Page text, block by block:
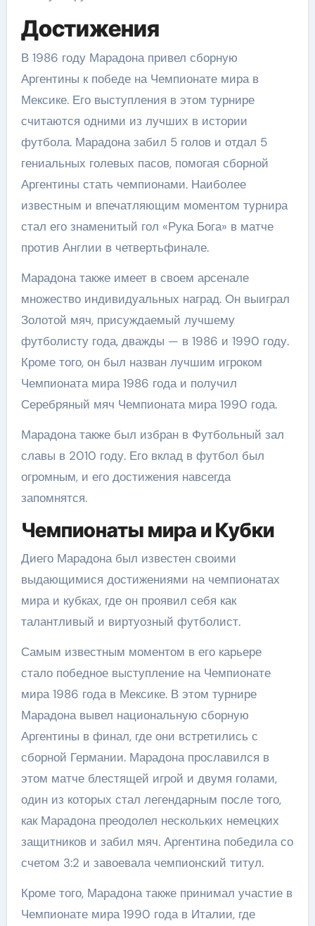
Достижения
В 1986 году Марадона привел сборную
Аргентины к победе на Чемпионате мира в
Мексике. Его выступления в этом турнире
считаются одними из лучших в истории
футбола. Марадона забил 5 голов и отдал 5
гениальных голевых пасов, помогая сборной
Аргентины стать чемпионами. Наиболее
известным и впечатляющим моментом турнира
стал его знаменитый гол «Рука Бога» в матче
против Англии в четвертьфинале.
Марадона также имеет в своем арсенале
множество индивидуальных наград. Он выиграл
Золотой мяч, присуждаемый лучшему
футболисту года, дважды — в 1986 и 1990 году.
Кроме того, он был назван лучшим игроком
Чемпионата мира 1986 года и получил
Серебряный мяч Чемпионата мира 1990 года.
Марадона также был избран в Футбольный зал
славы в 2010 году. Его вклад в футбол был
огромным, и его достижения навсегда
запомнятся.
Чемпионаты мира и Кубки
Диего Марадона был известен своими
выдающимися достижениями на чемпионатах
мира и кубках, где он проявил себя как
талантливый и виртуозный футболист.
Самым известным моментом в его карьере
стало победное выступление на Чемпионате
мира 1986 года в Мексике. В этом турнире
Марадона вывел национальную сборную
Аргентины в финал, где они встретились с
сборной Германии. Марадона прославился в
этом матче блестящей игрой и двумя голами,
один из которых стал легендарным после того,
как Марадона преодолел нескольких немецких
защитников и забил мяч. Аргентина победила со
счетом 3:2 и завоевала чемпионский титул.
Кроме того, Марадона также принимал участие в
Чемпионате мира 1990 года в Италии, где